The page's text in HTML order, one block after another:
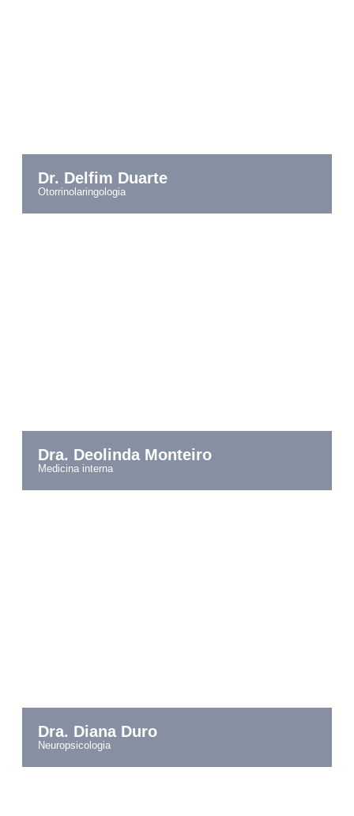
Dr. Delfim Duarte
otorrinolaringologia
Dra. Deolinda Monteiro
medicina interna
Dra. Diana Duro
neuropsicologia